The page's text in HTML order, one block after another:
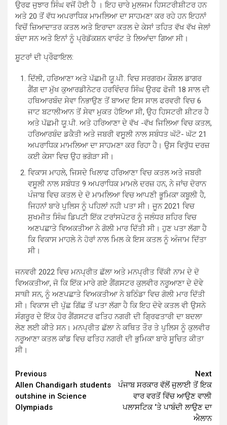
ਉਰਫ ਜੁਝਾਰ ਸਿੰਘ ਵਜੋਂ ਹੋਈ ਹੈ । ਇਹ ਚਾਰੇ ਮੁਲਜਮ ਹਿਸਟਰੀਸ਼ੀਟਰ ਹਨ
ਅਤੇ 20 ਤੋਂ ਵੱਧ ਅਪਰਾਧਿਕ ਮਾਮਲਿਆ ਦਾ ਸਾਹਮਣਾ ਕਰ ਰਹੇ ਹਨ ਇਹਨਾਂ
ਵਿਚੋਂ ਜ਼ਿਆਦਾਤਰ ਕਤਲ ਅਤੇ ਇਰਾਦਾ ਕਤਲ ਦੇ ਕੇਸਾਂ ਤਹਿਤ ਵੱਖ ਵੱਖ ਜੇਲਾਂ
ਬੰਦਾ ਸਨ ਅਤੇ ਇਨਾਂ ਨੂੰ ਪ੍ਰੋਡੱਕਸ਼ਨ ਵਾਰੰਟ ਤੇ ਲਿਆਂਦਾ ਗਿਆ ਸੀ।
ਸ਼ੂਟਰਾਂ ਦੀ ਪ੍ਰੌਫਾਇਲ:
ਦਿੱਲੀ, ਹਰਿਆਣਾ ਅਤੇ ਪੱਛਮੀ ਯੂ.ਪੀ. ਵਿਚ ਸਰਗਰਮ ਕੌਸ਼ਲ ਡਾਗਰ
ਗੈਂਗ ਦਾ ਮੁੱਖ ਕੁਆਰਡੀਨੇਟਰ ਹਰਵਿੰਦਰ ਸਿੰਘ ਉਰਫ ਫੋਜੀ 18 ਸਾਲ ਦੀ
ਹਥਿਆਰਬੰਦ ਸੇਵਾ ਨਿਭਾਉਣ ਤੋਂ ਬਾਅਦ ਇਸ ਸਾਲ ਫਰਵਰੀ ਵਿਚ 6
ਜਾਟ ਬਟਾਲੀਆਨ ਤੋਂ ਸੇਵਾ ਮੁਕਤ ਹੋਇਆ ਸੀ, ਉਹ ਹਿਸਟਰੀ ਸ਼ੀਟਰ ਹੈ
ਅਤੇ ਪੱਛਮੀ ਯੂ.ਪੀ. ਅਤੇ ਹਰਿਆਣਾ ਦੇ ਵੱਖ -ਵੱਖ ਜਿਲਿਆ ਵਿਚ ਕਤਲ,
ਹਰਿਆਰਬੰਦ ਡਕੈਤੀ ਅਤੇ ਜਬਰੀ ਵਸੂਲੀ ਨਾਲ ਸਬੰਧਤ ਘੱਟੋ- ਘੱਟ 21
ਅਪਰਾਧਿਕ ਮਾਮਲਿਆ ਦਾ ਸਾਹਮਣਾ ਕਰ ਰਿਹਾ ਹੈ। ਉਸ ਵਿਰੁੱਧ ਦਰਜ਼
ਕਈ ਕੇਸਾ ਵਿਚ ਉਹ ਭਗੋੜਾ ਸੀ।
ਵਿਕਾਸ ਮਾਹਲੇ, ਜਿਸਦੇ ਖਿਲਾਫ ਹਰਿਆਣਾ ਵਿਚ ਕਤਲ ਅਤੇ ਜਬਰੀ
ਵਸੂਲੀ ਨਾਲ ਸਬੰਧਤ 9 ਅਪਰਾਧਿਕ ਮਾਮਲੇ ਦਰਜ਼ ਹਨ, ਨੇ ਜਾਂਚ ਦੋਰਾਨ
ਪੰਜਾਬ ਵਿਚ ਕਤਲ ਦੇ ਦੋ ਮਾਮਲਿਆ ਵਿਚ ਆਪਣੀ ਭੂਮਿਕਾ ਕਬੂਲੀ ਹੈ,
ਜਿਹਨਾਂ ਬਾਰੇ ਪੁਲਿਸ ਨੂੰ ਪਹਿਲਾਂ ਨਹੀ ਪਤਾ ਸੀ। ਜੂਨ 2021 ਵਿਚ
ਸੁਖਮੀਤ ਸਿੰਘ ਡਿਪਟੀ ਇੱਕ ਟਰਾਂਸਪੋਟਰ ਨੂੰ ਜਲੰਧਰ ਸ਼ਹਿਰ ਵਿਚ
ਅਣਪਛਾਤੇ ਵਿਅਕਤੀਆ ਨੇ ਗੋਲੀ ਮਾਰ ਦਿੱਤੀ ਸੀ। ਹੁਣ ਪਤਾ ਲੱਗਾ ਹੈ
ਕਿ ਵਿਕਾਸ ਮਾਹਲੇ ਨੇ ਹੋਰਾਂ ਨਾਲ ਮਿਲ ਕੇ ਇਸ ਕਤਲ ਨੂੰ ਅੰਜਾਮ ਦਿੱਤਾ
ਸੀ।
ਜਨਵਰੀ 2022 ਵਿਚ ਮਨਪ੍ਰੀਤ ਛੱਲਾ ਅਤੇ ਮਨਪ੍ਰੀਤ ਵਿੱਕੀ ਨਾਮ ਦੇ ਦੋ
ਵਿਅਕਤੀਆ, ਜੋ ਕਿ ਇੱਕ ਮਾਰੇ ਗਏ ਗੈਂਗਸਟਰ ਕੁਲਵੀਰ ਨਰੂਆਣਾ ਦੇ ਦੋਵੇ
ਸਾਥੀ ਸਨ, ਨੂੰ ਅਣਪਛਾਤੇ ਵਿਅਕਤੀਆ ਨੇ ਬਠਿੰਡਾ ਵਿਚ ਗੋਲੀ ਮਾਰ ਦਿੱਤੀ
ਸੀ। ਵਿਕਾਸ ਦੀ ਪੁੱਛ ਗਿੱਛ ਤੋਂ ਪਤਾ ਲੱਗਾ ਹੈ ਕਿ ਇਹ ਦੋਵੇ ਕਤਲ ਵੀ ਉਸਨੇ
ਸੰਗਰੂਰ ਦੇ ਇੱਕ ਹੋਰ ਗੈਂਗਸਟਰ ਫਤਿਹ ਨਗਰੀ ਦੀ ਗਿ੍ਰਫਤਾਰੀ ਦਾ ਬਦਲਾ
ਲੇਣ ਲਈ ਕੀਤੇ ਸਨ। ਮਨਪ੍ਰੀਤ ਛੱਲਾ ਨੇ ਕਥਿਤ ਤੌਰ ਤੇ ਪੁਲਿਸ ਨੂੰ ਕੁਲਵੀਰ
ਨਰੂਆਣਾ ਕਤਲ ਕਾਂਡ ਵਿਚ ਫਤਿਹ ਨਗਰੀ ਦੀ ਭੁਮਿਕਾ ਬਾਰੇ ਸੂਚਿਤ ਕੀਤਾ
ਸੀ।
Continue
Reading
Previous
Allen Chandigarh students
outshine in Science
Olympiads
Next
ਪੰਜਾਬ ਸਰਕਾਰ ਵੱਲੋਂ ਜੁਲਾਈ ਤੋਂ ਇਕ
ਵਾਰ ਵਰਤੋਂ ਵਿੱਚ ਆਉਣ ਵਾਲੀ
ਪਲਾਸਟਿਕ ‘ਤੇ ਪਾਬੰਦੀ ਲਾਉਣ ਦਾ
ਐਲਾਨ